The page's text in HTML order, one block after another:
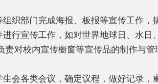
组织部门完成海报、板报等宣传工作，
进行宣传工作，如对世界地球日、水日
责对校内宣传橱窗等宣传品的制作与管
生会各类会议，确定议程，做好记录